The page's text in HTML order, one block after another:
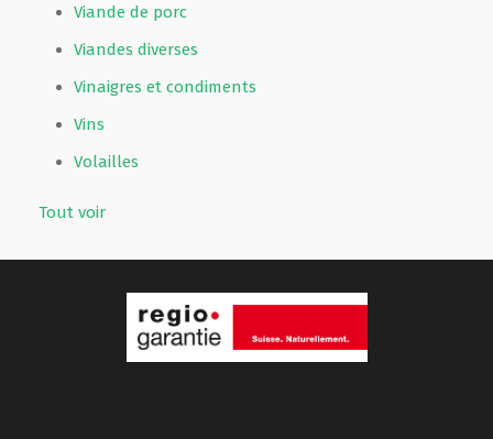
Viande de porc
Viandes diverses
Vinaigres et condiments
Vins
Volailles
Tout voir